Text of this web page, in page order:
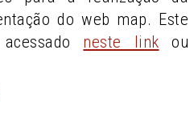
do web map. Este
neste link ou